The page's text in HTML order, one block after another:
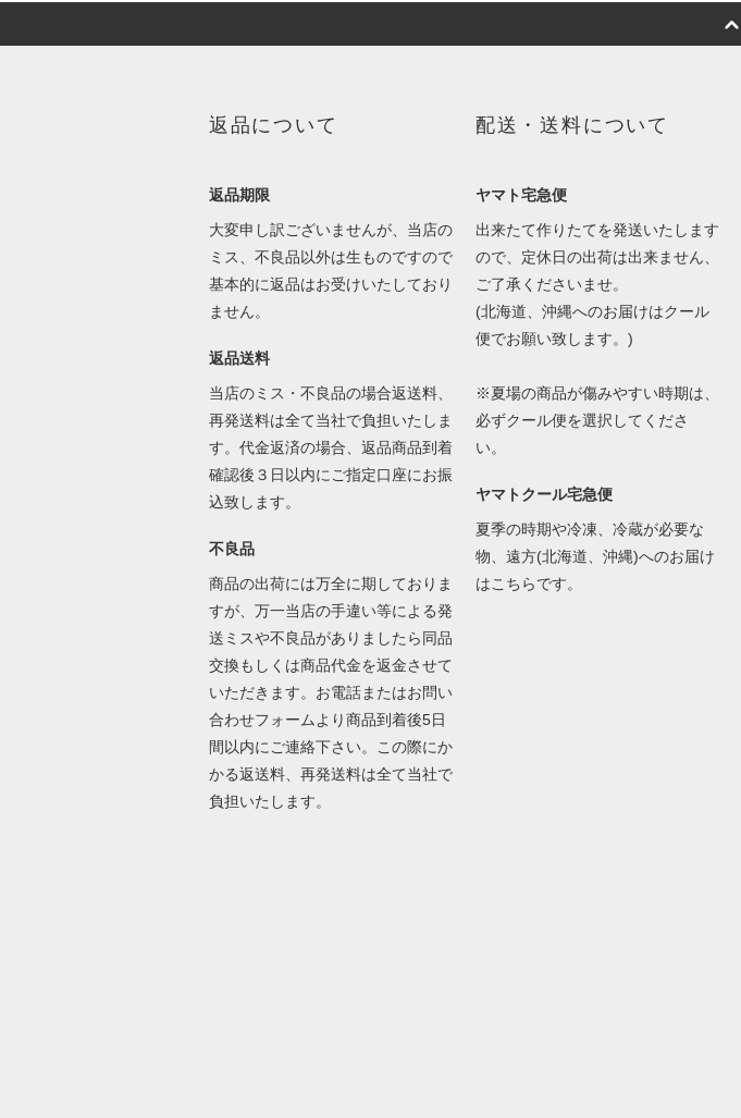
返品について
返品期限
大変申し訳ございませんが、当店の
ミス、不良品以外は生ものですので
基本的に返品はお受けいたしており
ません。
返品送料
当店のミス・不良品の場合返送料、
再発送料は全て当社で負担いたしま
す。代金返済の場合、返品商品到着
確認後３日以内にご指定口座にお振
込致します。
不良品
商品の出荷には万全に期しておりま
すが、万一当店の手違い等による発
送ミスや不良品がありましたら同品
交換もしくは商品代金を返金させて
いただきます。お電話またはお問い
合わせフォームより商品到着後5日
間以内にご連絡下さい。この際にか
かる返送料、再発送料は全て当社で
負担いたします。
配送・送料について
ヤマト宅急便
出来たて作りたてを発送いたします
ので、定休日の出荷は出来ません、
ご了承くださいませ。
(北海道、沖縄へのお届けはクール
便でお願い致します。)
※夏場の商品が傷みやすい時期は、
必ずクール便を選択してくださ
い。
ヤマトクール宅急便
夏季の時期や冷凍、冷蔵が必要な
物、遠方(北海道、沖縄)へのお届け
はこちらです。